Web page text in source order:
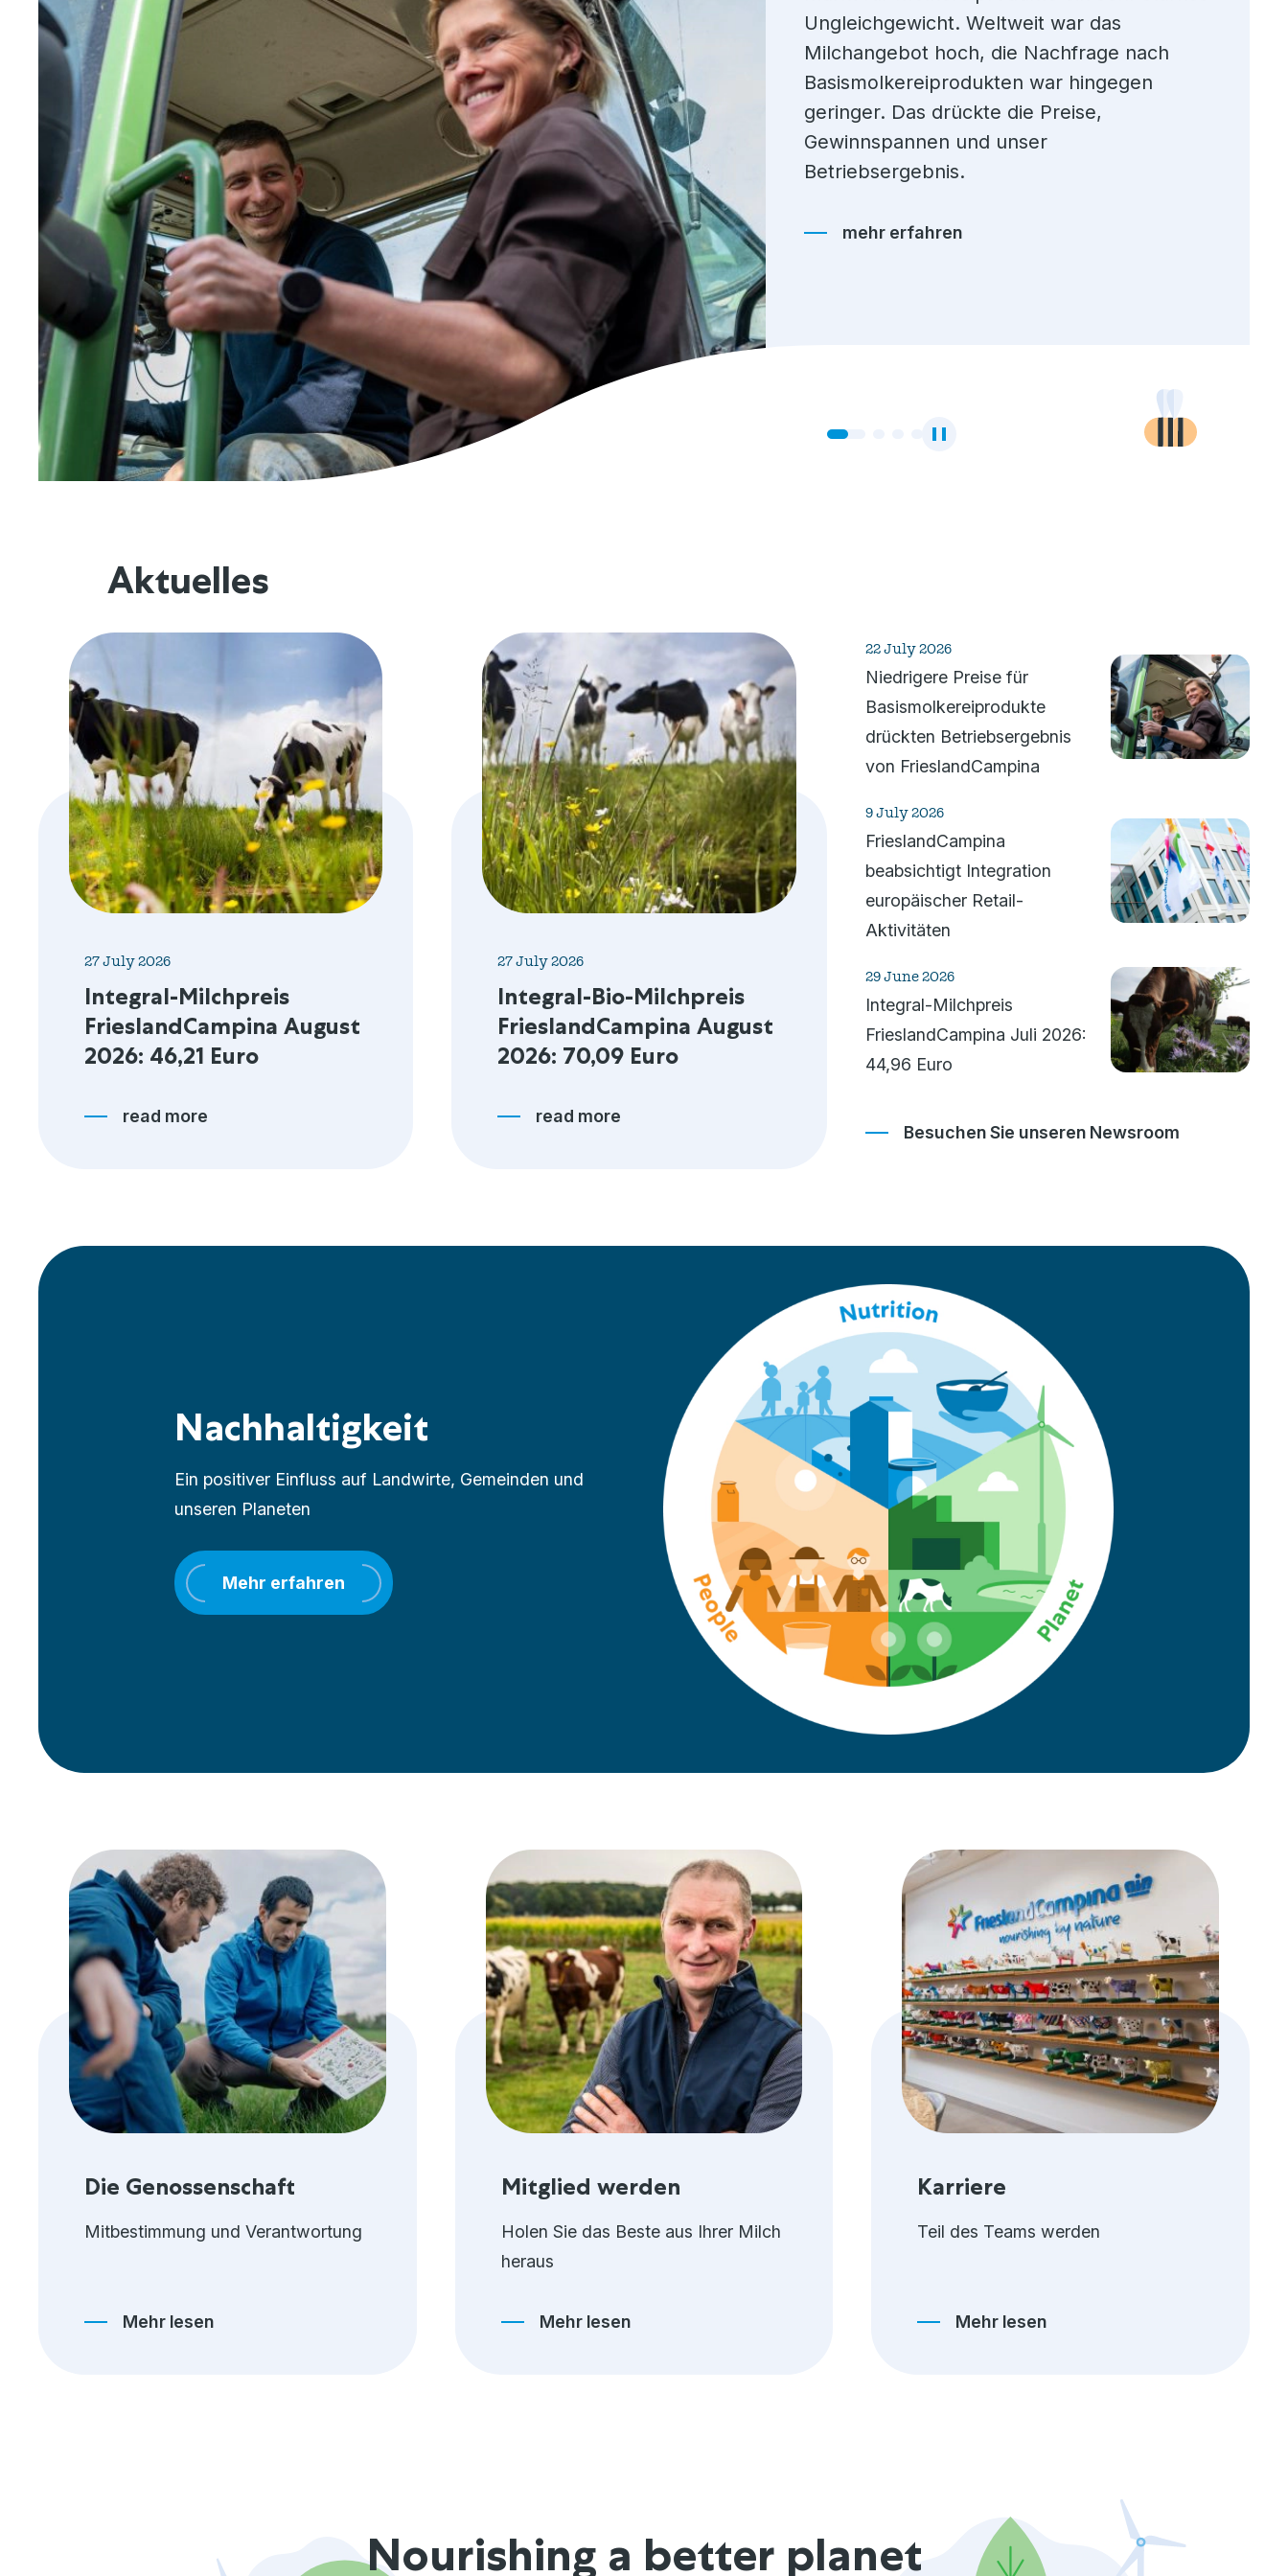
Team
Unser Geschäft
Finanzen
Englisch
Ungleichgewicht. Weltweit war das
Milchangebot hoch, die Nachfrage nach
Basismolkereiprodukten war hingegen
geringer. Das drückte die Preise,
Gewinnspannen und unser
Betriebsergebnis.
mehr erfahren
Aktuelles
27 July 2026
Integral-Milchpreis
Friesland­Campina August
2026: 46,21 Euro
read more
27 July 2026
Integral-Bio-Milchpreis
Friesland­Campina August
2026: 70,09 Euro
read more
22 July 2026
Niedrigere Preise für
Basismolkereiprodukte
drückten Betriebsergebnis
von Friesland­Campina
9 July 2026
Friesland­Campina
beabsichtigt Integration
europäischer Retail-
Aktivitäten
29 June 2026
Integral-Milchpreis
Friesland­Campina Juli 2026:
44,96 Euro
Besuchen Sie unseren Newsroom
Nachhaltigkeit
Ein positiver Einfluss auf Landwirte, Gemeinden und
unseren Planeten
Mehr erfahren
Die Genossenschaft
Mitbestimmung und Verantwortung
Mehr lesen
Mitglied werden
Holen Sie das Beste aus Ihrer Milch
heraus
Mehr lesen
Karriere
Teil des Teams werden
Mehr lesen
Nourishing a better planet